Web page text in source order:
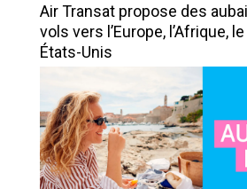
Air Transat propose des
vols vers l’Europe, l’Afrique,
États-Unis